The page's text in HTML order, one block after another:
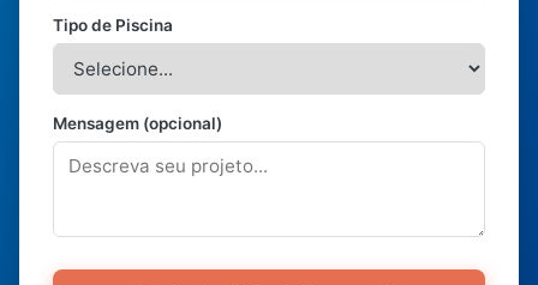
Tipo de Piscina
Mensagem (opcional)